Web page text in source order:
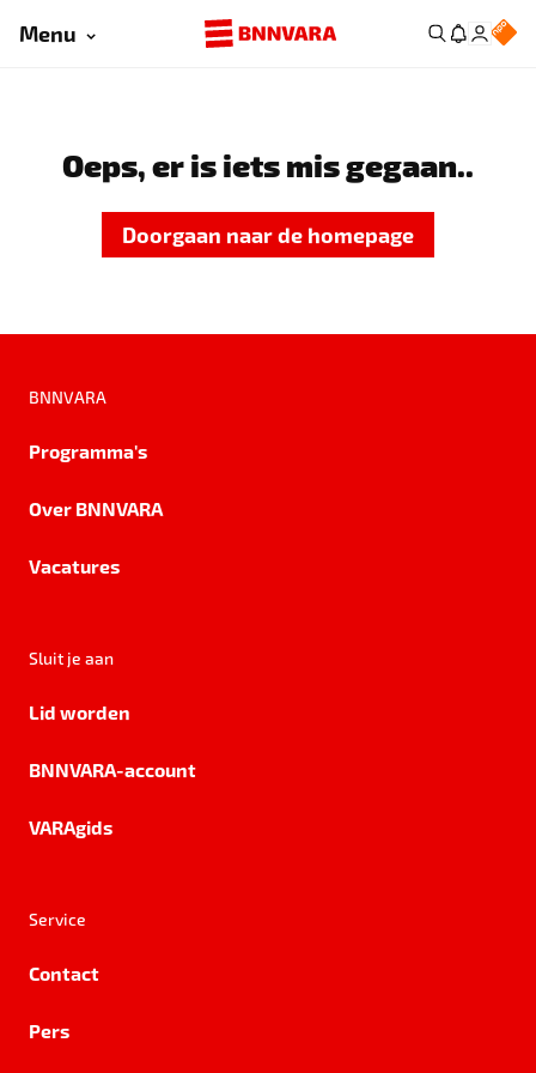
Menu
Oeps, er is iets mis gegaan..
Doorgaan naar de homepage
BNNVARA
Programma's
Over BNNVARA
Vacatures
Sluit je aan
Lid worden
BNNVARA-account
VARAgids
Service
Contact
Pers